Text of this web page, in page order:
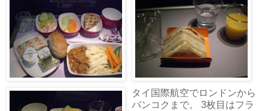
タイ国際航空でロンドンから
バンコクまで。 3枚目はフラ